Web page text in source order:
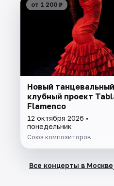
от 1 200 ₽
Новый танцевальный
клубный проект
Flamenсo
12 октября 2026 •
понедельник
Союз композиторов
Все концерты в Москве